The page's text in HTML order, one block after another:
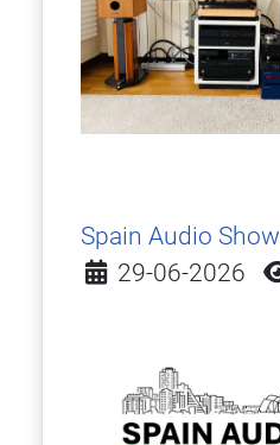
Spain Audio Show
Detalles
29-06-2026